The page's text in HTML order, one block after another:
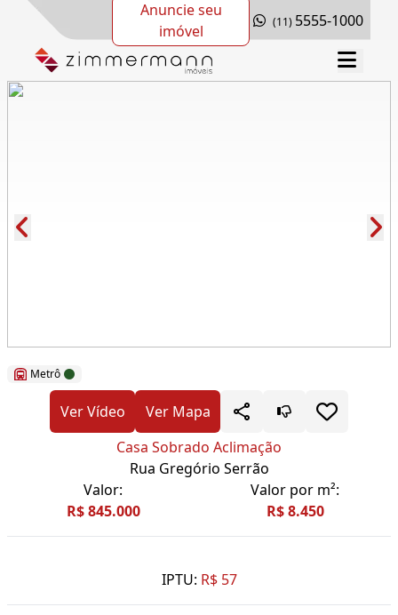
Anuncie seu
imóvel
(11) 5555-1000
Metrô
Ver Vídeo
Ver Mapa
Casa Sobrado Aclimação
Rua Gregório Serrão
Valor:
R$ 845.000
Valor por m²:
R$ 8.450
IPTU: R$ 57